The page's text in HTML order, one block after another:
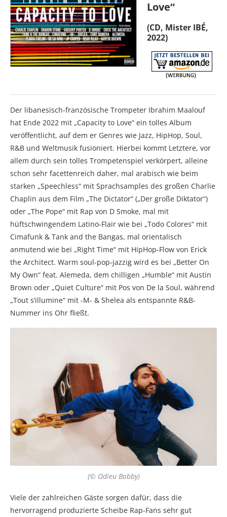
Love“
(CD, Mister IBÉ,
2022)
Der libanesisch-französische Trompeter Ibrahim Maalouf
hat Ende 2022 mit „Capacity to Love“ ein tolles Album
veröffentlicht, auf dem er Genres wie Jazz, HipHop, Soul,
R&B und Weltmusik fusioniert. Hierbei kommt Letztere, vor
allem durch sein tolles Trompetenspiel verkörpert, alleine
schon sehr facettenreich daher, mal arabisch wie beim
starken „Speechless“ mit Sprachsamples des großen Charlie
Chaplin aus dem Film „The Dictator“ („Der große Diktator“)
oder „The Pope“ mit Rap von D Smoke, mal mit
hüftschwingendem Latino-Flair wie bei „Todo Colores“ mit
Cimafunk & Tank and the Bangas, mal orientalisch
anmutend wie bei „Right Time“ mit HipHop-Flow von Erick
the Architect. Warm soul-pop-jazzig wird es bei „Better On
My Own“ feat. Alemeda, dem chilligen „Humble“ mit Austin
Brown oder „Quiet Culture“ mit Pos von De la Soul, während
„Tout s’illumine“ mit -M- & Shelea als entspannte R&B-
Nummer ins Ohr fließt.
(© Odieu Bobby)
Viele der zahlreichen Gäste sorgen dafür, dass die
hervorragend produzierte Scheibe Rap-Fans sehr gut